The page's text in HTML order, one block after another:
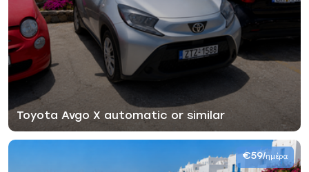
Toyota Avgo X automatic or similar
€59/ημέρα